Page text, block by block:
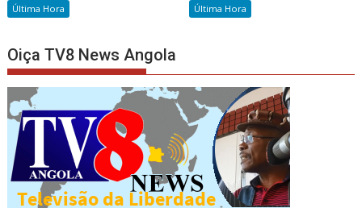
Última Hora Última Hora
Oiça TV8 News Angola